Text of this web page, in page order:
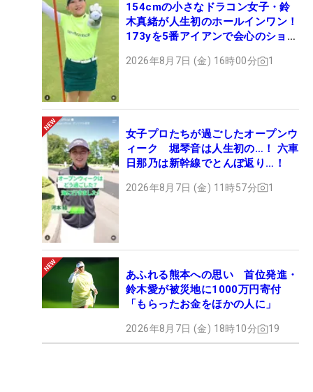
154cmの小さなドラコン女子・鈴
木真緒が人生初のホールインワン！
173yを5番アイアンで会心のショッ
2026年8月7日 (金) 16時00分 1
女子プロたちが過ごしたオープンウ
ィーク 堀琴音は人生初の…！ 六車
日那乃は新幹線でとんぼ返り…！
2026年8月7日 (金) 11時57分 1
あふれる熊本への思い 首位発進・
鈴木愛が被災地に1000万円寄付
「もらったお金をほかの人に」
2026年8月7日 (金) 18時10分 19